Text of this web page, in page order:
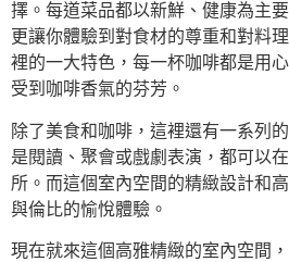
擇。每道菜品都以新鮮、健康為主
更讓你體驗到對食材的尊重和對料
裡的一大特色，每一杯咖啡都是用
受到咖啡香氣的芬芳。
除了美食和咖啡，這裡還有一系列
是閱讀、聚會或戲劇表演，都可以
所。而這個室內空間的精緻設計和
與倫比的愉悅體驗。
現在就來這個高雅精緻的室內空間